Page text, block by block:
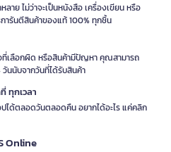
าย ไม่ว่าจะเป็นหนังสือ เครื่องเขียน หรือ
ารันตีสินค้าของแท้ 100% ทุกชิ้น
ที่เลือกผิด หรือสินค้ามีปัญหา คุณสามารถ
วันนับจากวันที่ได้รับสินค้า
ทุกเวลา
ได้ตลอดวันตลอดคืน อยากได้อะไร แค่คลิก
Online